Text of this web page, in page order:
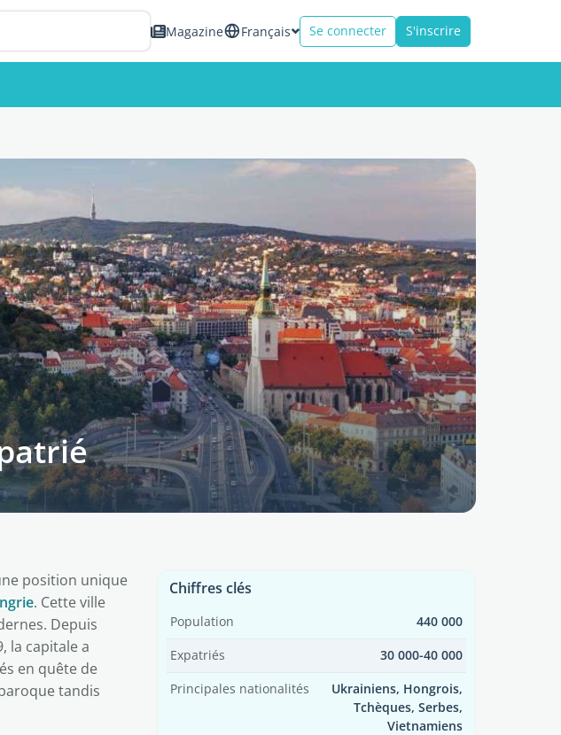
Magazine Français Se connecter S'inscrire
position unique
. Cette ville
Depuis
la capitale a
en quête de
tandis
Chiffres clés
Population 440 000
Expatriés 30 000-40 000
Principales nationalités
Ukrainiens, Hongrois,
Tchèques, Serbes,
Vietnamiens